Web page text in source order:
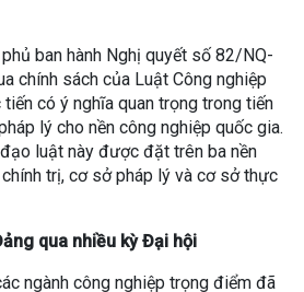
ban hành Nghị quyết số 82/NQ-
chính sách của Luật Công nghiệp
có ý nghĩa quan trọng trong tiến
lý cho nền công nghiệp quốc gia.
luật này được đặt trên ba nền
trị, cơ sở pháp lý và cơ sở thực
qua nhiều kỳ Đại hội
ngành công nghiệp trọng điểm đã